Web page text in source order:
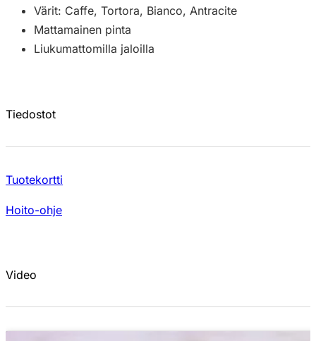
Värit: Caffe, Tortora, Bianco, Antracite
Mattamainen pinta
Liukumattomilla jaloilla
Tiedostot
Tuotekortti
Hoito-ohje
Video